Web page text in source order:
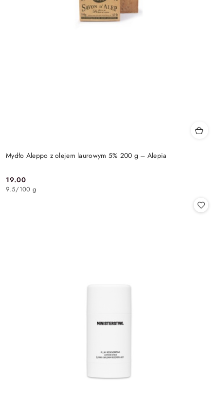
Mydło Aleppo z olejem laurowym 5% 200 g – Alepia
Cena:
19.00
9.5/100 g